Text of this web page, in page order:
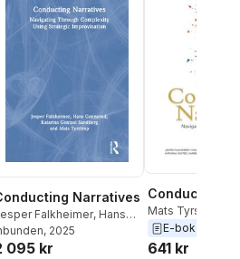
Narratives
Falkheimer, Hans
,Katarina Gentzel
,Mats Tyrstrup
, 2025
095 kr
Conducting
Mats Tyrstrup
Gentzel
Gennerud
E-bok
641 kr